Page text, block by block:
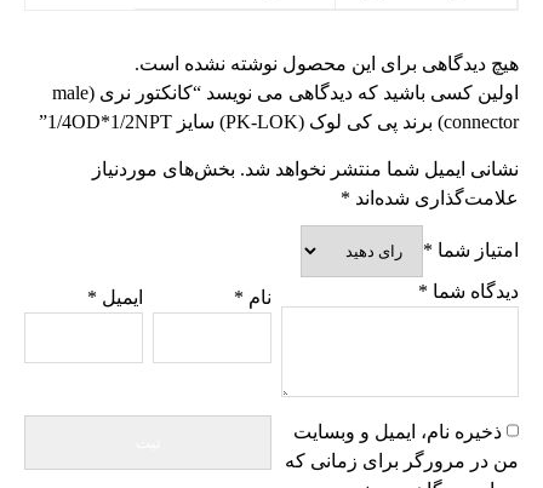
هیچ دیدگاهی برای این محصول نوشته نشده است.
اولین کسی باشید که دیدگاهی می نویسد “کانکتور نری (male
connector) برند پی کی لوک (PK-LOK) سایز 1/4OD*1/2NPT”
نشانی ایمیل شما منتشر نخواهد شد. بخش‌های موردنیاز
علامت‌گذاری شده‌اند *
امتیاز شما *
دیدگاه شما * نام * ایمیل *
ذخیره نام، ایمیل و وبسایت
من در مرورگر برای زمانی که